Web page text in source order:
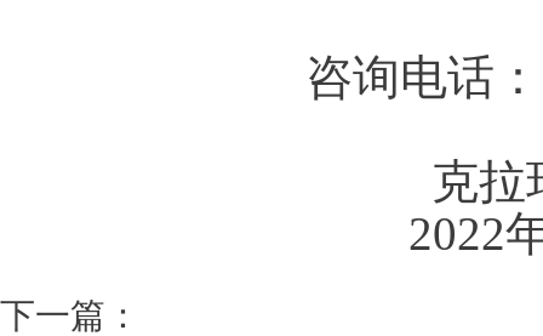
咨询电话
克拉
2022
下一篇：